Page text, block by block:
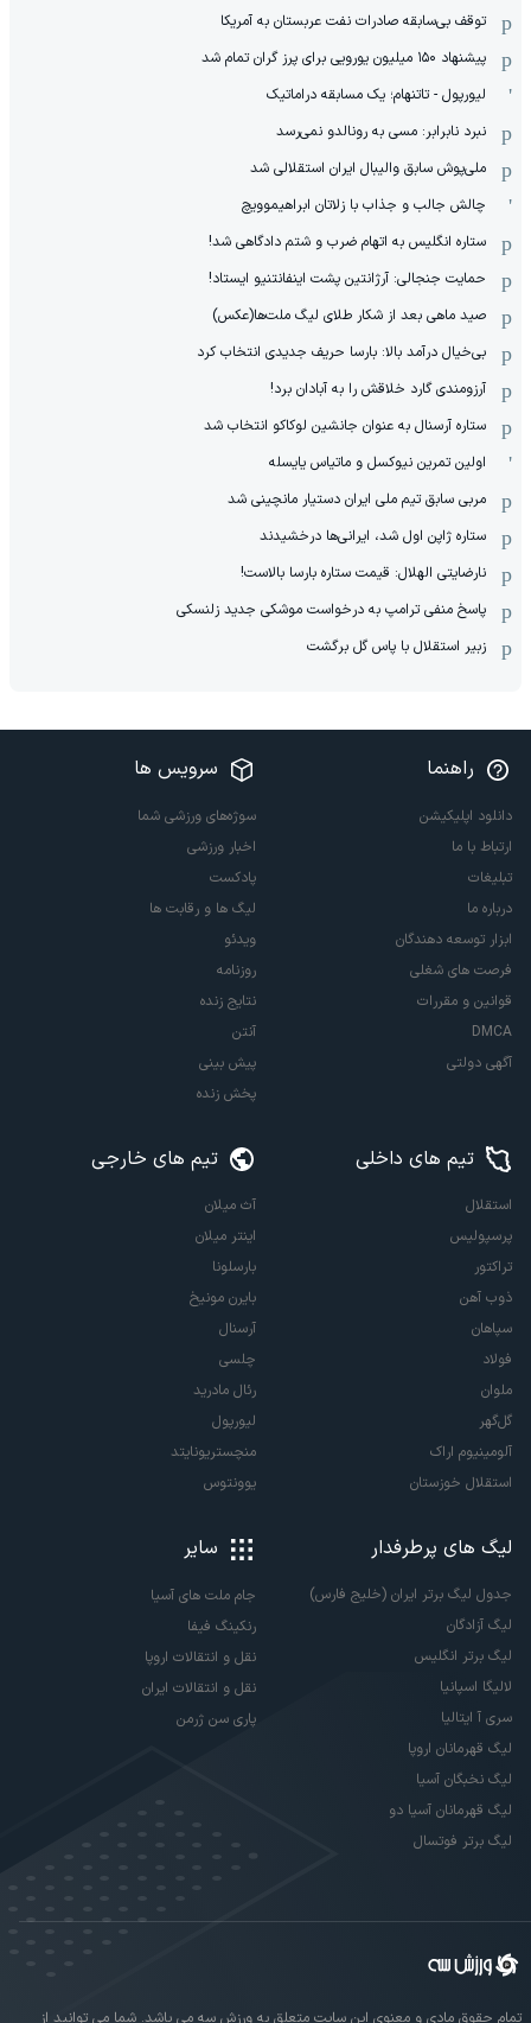
توقف بی‌سابقه صادرات نفت عربستان به آمریکا
پیشنهاد ۱۵۰ میلیون یورویی برای پرز گران تمام شد
لیورپول - تاتنهام؛ یک مسابقه دراماتیک
نبرد نابرابر: مسی به رونالدو نمی‌رسد
ملی‌پوش سابق والیبال ایران استقلالی شد
چالش جالب و جذاب با زلاتان ابراهیموویچ
ستاره انگلیس به اتهام ضرب و شتم دادگاهی شد!
حمایت جنجالی: آرژانتین پشت اینفانتنیو ایستاد!
صید ماهی بعد از شکار طلای لیگ ملت‌ها(عکس)
بی‌خیال درآمد بالا: بارسا حریف جدیدی انتخاب کرد
آرزومندی گارد خلاقش را به آبادان برد!
ستاره آرسنال به عنوان جانشین لوکاکو انتخاب شد
اولین تمرین نیوکسل و ماتیاس یایسله
مربی سابق تیم ملی ایران دستیار مانچینی شد
ستاره ژاپن اول شد، ایرانی‌ها درخشیدند
نارضایتی الهلال: قیمت ستاره بارسا بالاست!
پاسخ منفی ترامپ به درخواست موشکی جدید زلنسکی
زبیر استقلال با پاس گل برگشت
راهنما
دانلود اپلیکیشن
ارتباط با ما
تبلیغات
درباره ما
ابزار توسعه دهندگان
فرصت های شغلی
قوانین و مقررات
DMCA
آگهی دولتی
سرویس ها
سوژه‌های ورزشی شما
اخبار ورزشی
پادکست
لیگ ها و رقابت ها
ویدئو
روزنامه
نتایج زنده
آنتن
پیش بینی
پخش زنده
تیم های داخلی
استقلال
پرسپولیس
تراکتور
ذوب آهن
سپاهان
فولاد
ملوان
گل‌گهر
آلومینیوم اراک
استقلال خوزستان
تیم های خارجی
آث میلان
اینتر میلان
بارسلونا
بایرن مونیخ
آرسنال
چلسی
رئال مادرید
لیورپول
منچستریونایتد
یوونتوس
لیگ های پرطرفدار
جدول لیگ برتر ایران (خلیج فارس)
لیگ آزادگان
لیگ برتر انگلیس
لالیگا اسپانیا
سری آ ایتالیا
لیگ قهرمانان اروپا
لیگ نخبگان آسیا
لیگ قهرمانان آسیا دو
لیگ برتر فوتسال
سایر
جام ملت های آسیا
رنکینگ فیفا
نقل و انتقالات اروپا
نقل و انتقالات ایران
پاری سن ژرمن
تمام حقوق مادی و معنوی این سایت متعلق به ورزش سه می باشد. شما می توانید از